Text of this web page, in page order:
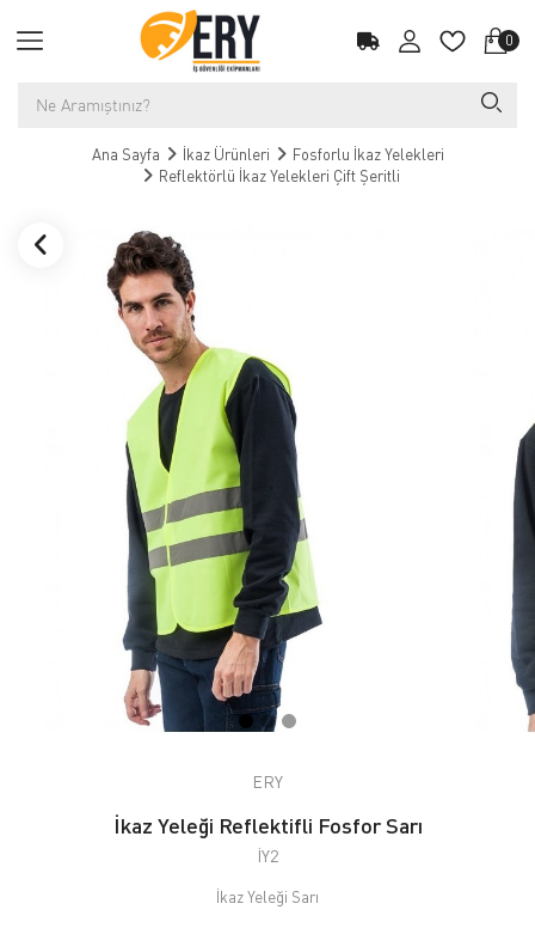
0
Ana Sayfa İkaz Ürünleri
Fosforlu İkaz Yelekleri
Reflektörlü İkaz Yelekleri Çift Şeritli
ERY
İkaz Yeleği Reflektifli Fosfor Sarı
İY2
İkaz Yeleği Sarı